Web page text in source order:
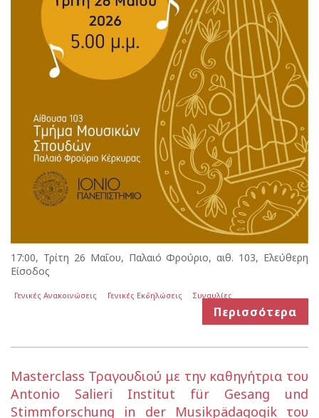
17:00, Τρίτη 26 Μαΐου, Παλαιό Φρούριο, αιθ. 103, Ελεύθερη
Είσοδος
Γενικές Ανακοινώσεις Γενικές Εκδηλώσεις Συναυλίες
Περισσότερα
Masterclass Τραγουδιού με την καθηγήτρια του
Antonio Salieri Institut für Gesang und
Stimmforschung in der Musikpädagogik του